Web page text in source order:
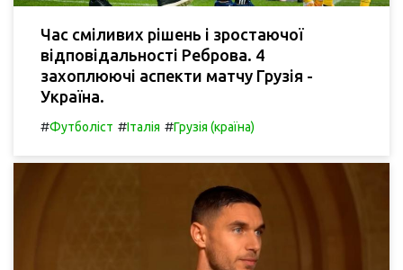
Час сміливих рішень і зростаючої
відповідальності Реброва. 4
захоплюючі аспекти матчу Грузія -
Україна.
#Футболіст #Італія #Грузія (країна)